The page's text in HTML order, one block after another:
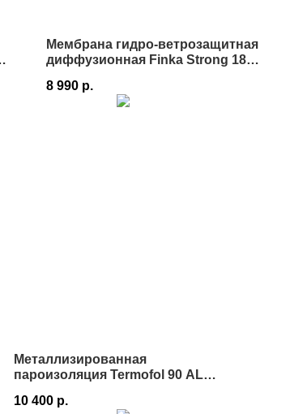
Мембрана гидро-ветрозащитная
диффузионная Finka Strong 180
8 990 р.
Металлизированная
пароизоляция Termofol 90 AL
10 400 р.